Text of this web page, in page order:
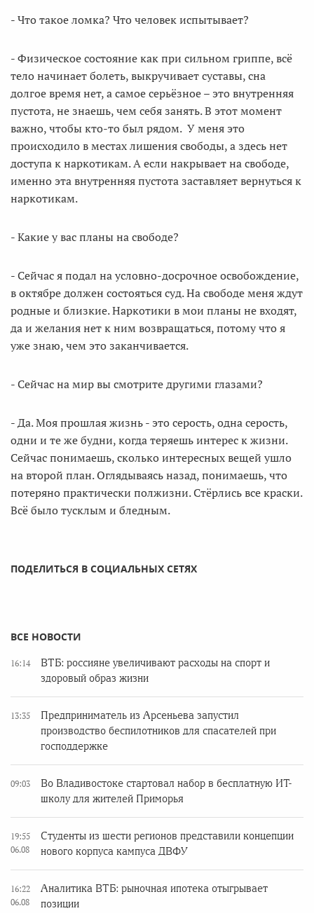
- Что такое ломка? Что человек испытывает?
- Физическое состояние как при сильном гриппе, всё
тело начинает болеть, выкручивает суставы, сна
долгое время нет, а самое серьёзное – это внутренняя
пустота, не знаешь, чем себя занять. В этот момент
важно, чтобы кто-то был рядом. У меня это
происходило в местах лишения свободы, а здесь нет
доступа к наркотикам. А если накрывает на свободе,
именно эта внутренняя пустота заставляет вернуться к
наркотикам.
- Какие у вас планы на свободе?
- Сейчас я подал на условно-досрочное освобождение,
в октябре должен состояться суд. На свободе меня ждут
родные и близкие. Наркотики в мои планы не входят,
да и желания нет к ним возвращаться, потому что я
уже знаю, чем это заканчивается.
- Сейчас на мир вы смотрите другими глазами?
- Да. Моя прошлая жизнь - это серость, одна серость,
одни и те же будни, когда теряешь интерес к жизни.
Сейчас понимаешь, сколько интересных вещей ушло
на второй план. Оглядываясь назад, понимаешь, что
потеряно практически полжизни. Стёрлись все краски.
Всё было тусклым и бледным.
ПОДЕЛИТЬСЯ В СОЦИАЛЬНЫХ СЕТЯХ
ВСЕ НОВОСТИ
16:14
ВТБ: россияне увеличивают расходы на спорт и
здоровый образ жизни
13:35
Предприниматель из Арсеньева запустил
производство беспилотников для спасателей при
господдержке
09:03
Во Владивостоке стартовал набор в бесплатную ИТ-
школу для жителей Приморья
19:55
06.08
Студенты из шести регионов представили концепции
нового корпуса кампуса ДВФУ
16:22
06.08
Аналитика ВТБ: рыночная ипотека отыгрывает
позиции